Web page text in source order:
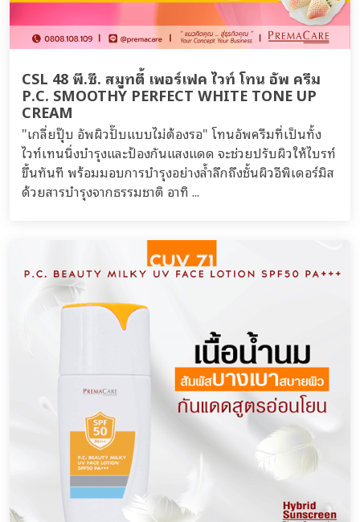
CSL 48 พี.ซี. สมูทตี้ เพอร์เฟค ไวท์ โทน อัพ ครีม
P.C. SMOOTHY PERFECT WHITE TONE UP
CREAM
"เกลี่ยปุ๊บ อัพผิวปั๊บแบบไม่ต้องรอ" โทนอัพครีมที่เป็นทั้ง
ไวท์เทนนิ่งบำรุงและป้องกันแสงแดด จะช่วยปรับผิวให้ไบรท์
ขึ้นทันที พร้อมมอบการบำรุงอย่างล้ำลึกถึงชั้นผิวอีพิเดอร์มิส
ด้วยสารบำรุงจากธรรมชาติ อาทิ ...